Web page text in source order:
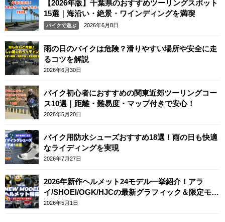
【2026年版】千葉県のおすすめツーリングスポット
15選｜海沿い・絶景・ワインディングを満喫
バイクで遊ぶ 2026年6月8日
雨の日のバイクは危険？滑りやすい場所や安全に走
るコツを解説
2026年6月30日
バイク初心者におすすめの関東近郊ツーリングコー
ス10選｜距離・難易度・マップ付きで安心！
2026年5月20日
バイク用防水シューズおすすめ18選！雨の日も快適
なライディングを実現
2026年7月27日
2026年新作ヘルメット24モデル一挙紹介！アラ
イ/SHOEI/OGK/HJCの最新グラフィック＆限定モデ
ルまとめ
2026年5月1日